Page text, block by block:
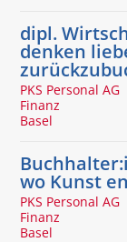
dipl.
denken
PKS Personal AG
Finanz
Basel
wo Kunst
PKS Personal AG
Finanz
Basel